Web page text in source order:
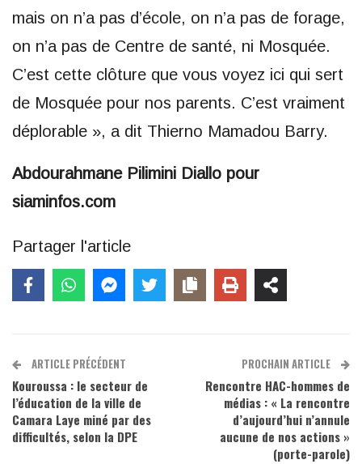
mais on n’a pas d’école, on n’a pas de forage,
on n’a pas de Centre de santé, ni Mosquée.
C’est cette clôture que vous voyez ici qui sert
de Mosquée pour nos parents. C’est vraiment
déplorable », a dit Thierno Mamadou Barry.
Abdourahmane Pilimini Diallo pour
siaminfos.com
Partager l'article
ARTICLE PRÉCÉDENT
Kouroussa : le secteur de
l’éducation de la ville de
Camara Laye miné par des
difficultés, selon la DPE
PROCHAIN ARTICLE
Rencontre HAC-hommes de
médias : « La rencontre
d’aujourd’hui n’annule
aucune de nos actions »
(porte-parole)